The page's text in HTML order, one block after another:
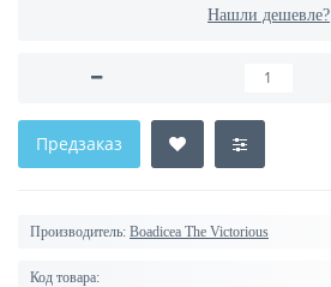
Нашли дешевле?
Предзаказ
Производитель: Boadicea The Victorious
Код товара: